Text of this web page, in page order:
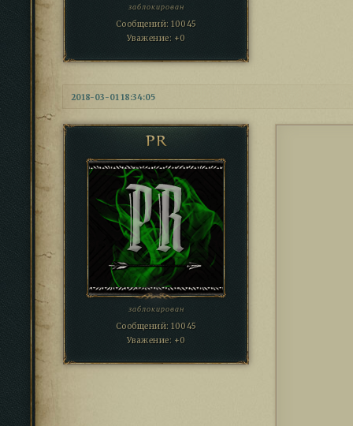
заблокирован
Сообщений: 10045
Уважение: +0
2018-03-01 18:34:05
PR
заблокирован
Сообщений: 10045
Уважение: +0